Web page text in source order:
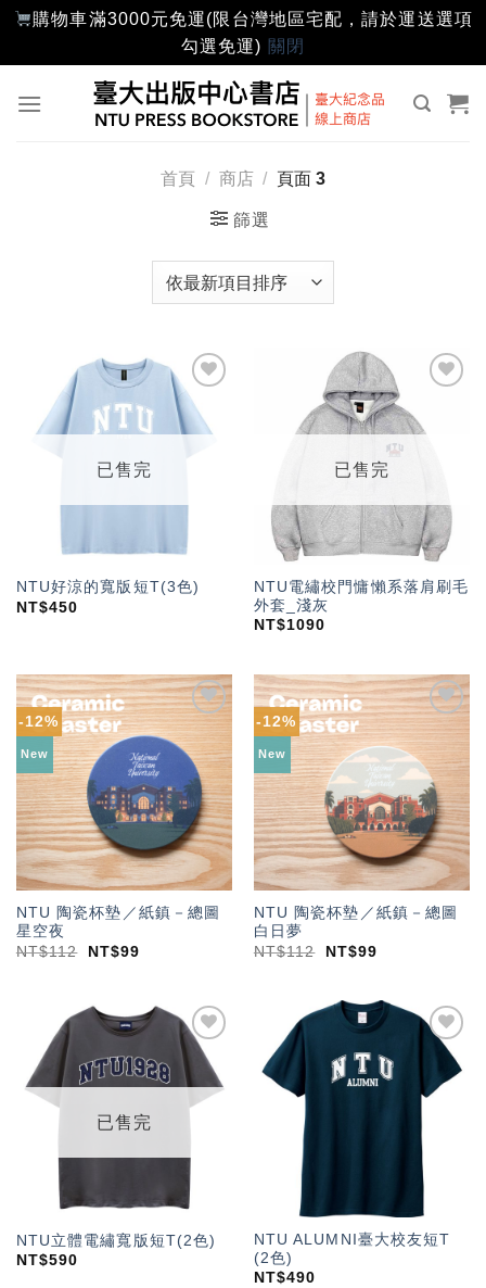
購物車滿3000元免運(限台灣地區宅配，請於運送選項
勾選免運) 關閉
首頁 / 商店 / 頁面 3
篩選
加入
「願
望輕
已售完
NTU好涼的寬版短T(3色)
NT$450
已售完
NTU電繡校門慵懶系落肩刷毛
外套_淺灰
NT$1090
-12%
New
加入
「願
望輕
單」
NTU 陶瓷杯墊／紙鎮－總圖
星空夜
NT$112 NT$99
-12%
New
加入
「願
望輕
單」
NTU 陶瓷杯墊／紙鎮－總圖
白日夢
NT$112 NT$99
加入
「願
望輕
單」
已售完
NTU立體電繡寬版短T(2色)
NT$590
加入
「願
望輕
NTU ALUMNI臺大校友短T
(2色)
NT$490